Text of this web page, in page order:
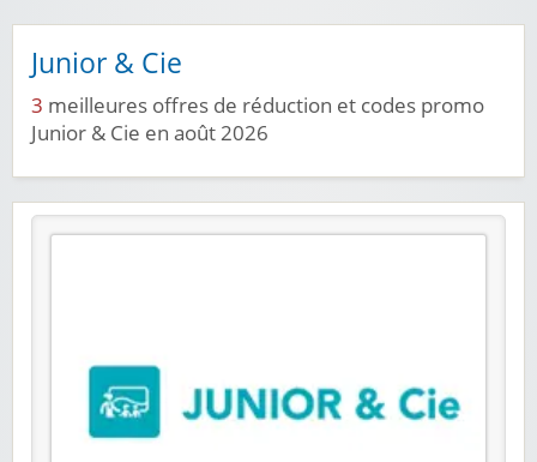
Junior & Cie
3 meilleures offres de réduction et codes promo
Junior & Cie en août 2026